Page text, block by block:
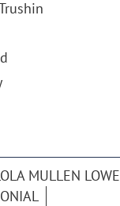
MULLEN LOWE